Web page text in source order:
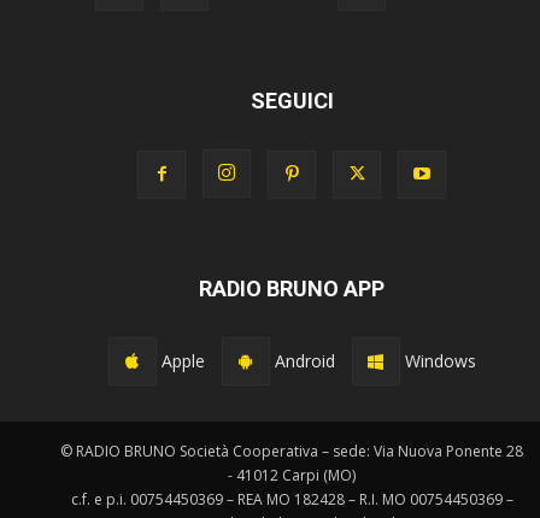
SEGUICI
RADIO BRUNO APP
Apple Android Windows
© RADIO BRUNO Società Cooperativa – sede: Via Nuova Ponente 28
- 41012 Carpi (MO)
c.f. e p.i. 00754450369 – REA MO 182428 – R.I. MO 00754450369 –